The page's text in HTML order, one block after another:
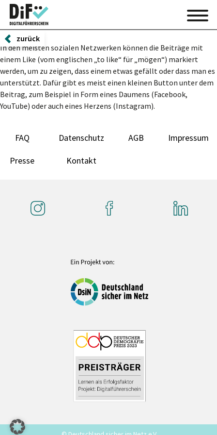
zurück
In den meisten sozialen Netzwerken können die Beiträge mit
einem Like (vom englischen „to like“ für „mögen“) markiert
werden, um zu zeigen, dass einem etwas gefällt oder dass man es
unterstützt. Dafür gibt es meist einen kleinen Button unter dem
Beitrag, zum Beispiel in Form eines Daumens (Facebook,
YouTube) oder auch eines Herzens (Instagram).
FAQ Datenschutz AGB Impressum
Presse Kontakt